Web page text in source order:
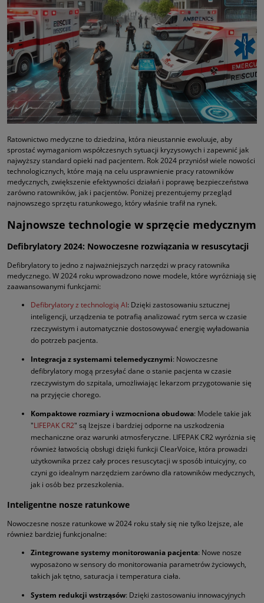
Ratownictwo medyczne to dziedzina, która nieustannie ewoluuje, aby
sprostać wymaganiom współczesnych sytuacji kryzysowych i zapewnić jak
najwyższy standard opieki nad pacjentem. Rok 2024 przyniósł wiele nowości
technologicznych, które mają na celu usprawnienie pracy ratowników
medycznych, zwiększenie efektywności działań i poprawę bezpieczeństwa
zarówno ratowników, jak i pacjentów. Poniżej prezentujemy przegląd
najnowszego sprzętu ratunkowego, który właśnie trafił na rynek.
Najnowsze technologie w sprzęcie medycznym
Defibrylatory 2024: Nowoczesne rozwiązania w resuscytacji
Defibrylatory to jedno z najważniejszych narzędzi w pracy ratownika
medycznego. W 2024 roku wprowadzono nowe modele, które wyróżniają się
zaawansowanymi funkcjami:
Defibrylatory z technologią AI: Dzięki zastosowaniu sztucznej
inteligencji, urządzenia te potrafią analizować rytm serca w czasie
rzeczywistym i automatycznie dostosowywać energię wyładowania
do potrzeb pacjenta.
Integracja z systemami telemedycznymi: Nowoczesne
defibrylatory mogą przesyłać dane o stanie pacjenta w czasie
rzeczywistym do szpitala, umożliwiając lekarzom przygotowanie się
na przyjęcie chorego.
Kompaktowe rozmiary i wzmocniona obudowa: Modele takie jak
"LIFEPAK CR2" są lżejsze i bardziej odporne na uszkodzenia
mechaniczne oraz warunki atmosferyczne. LIFEPAK CR2 wyróżnia się
również łatwością obsługi dzięki funkcji ClearVoice, która prowadzi
użytkownika przez cały proces resuscytacji w sposób intuicyjny, co
czyni go idealnym narzędziem zarówno dla ratowników medycznych,
jak i osób bez przeszkolenia.
Inteligentne nosze ratunkowe
Nowoczesne nosze ratunkowe w 2024 roku stały się nie tylko lżejsze, ale
również bardziej funkcjonalne:
Zintegrowane systemy monitorowania pacjenta: Nowe nosze
wyposażono w sensory do monitorowania parametrów życiowych,
takich jak tętno, saturacja i temperatura ciała.
System redukcji wstrząsów: Dzięki zastosowaniu innowacyjnych